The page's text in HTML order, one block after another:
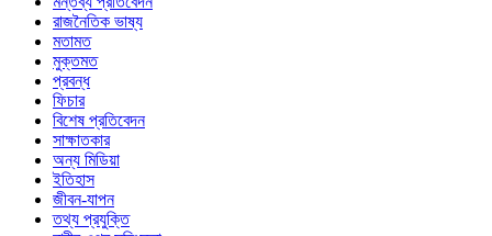
রাজনৈতিক ভাষ্য
মতামত
মুক্তমত
প্রবন্ধ
ফিচার
বিশেষ প্রতিবেদন
সাক্ষাতকার
অন্য মিডিয়া
ইতিহাস
জীবন-যাপন
তথ্য প্রযুক্তি